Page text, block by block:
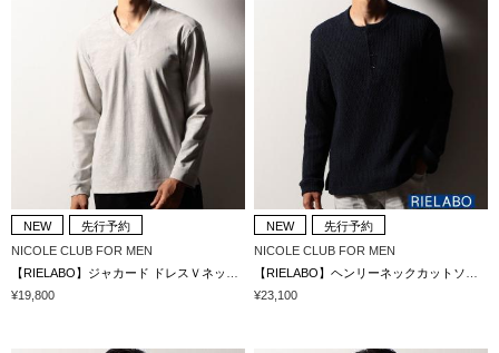
NEW
先行予約
NICOLE CLUB FOR MEN
¥19,800
NEW
先行予約
NICOLE CLUB FOR MEN
¥23,100